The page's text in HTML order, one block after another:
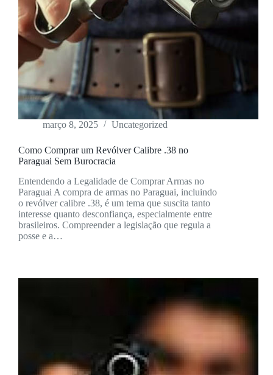
março 8, 2025 Uncategorized
Como Comprar um Revólver Calibre .38 no
Paraguai Sem Burocracia
Entendendo a Legalidade de Comprar Armas no
Paraguai A compra de armas no Paraguai, incluindo
o revólver calibre .38, é um tema que suscita tanto
interesse quanto desconfiança, especialmente entre
brasileiros. Compreender a legislação que regula a
posse e a…